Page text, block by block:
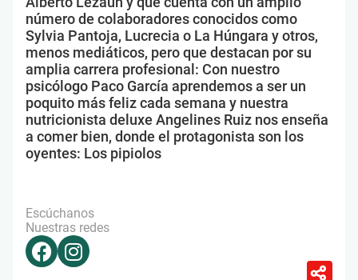
número de colaboradores conocidos como
Sylvia Pantoja, Lucrecia o La Húngara y otros,
menos mediáticos, pero que destacan por su
amplia carrera profesional: Con nuestro
psicólogo Paco García aprendemos a ser un
poquito más feliz cada semana y nuestra
nutricionista deluxe Angelines Ruiz nos enseña
a comer bien, donde el protagonista son los
oyentes: Los pipiolos
Escúchanos
Nuestras redes